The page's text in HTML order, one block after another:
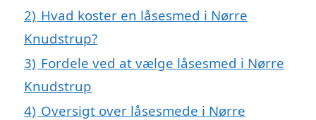
2) Hvad koster en låsesmed i Nørre
Knudstrup?
3) Fordele ved at vælge låsesmed i Nørre
Knudstrup
4) Oversigt over låsesmede i Nørre